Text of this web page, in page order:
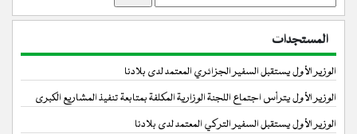
المستجدات
الوزير الأول يستقبل السفير الجزائري المعتمد لدى بلادنا
الوزير الأول يترأس اجتماع اللجنة الوزارية المكلفة بمتابعة تنفيذ المشاريع الكبرى
الوزير الأول يستقبل السفير التركي المعتمد لدى بلادنا